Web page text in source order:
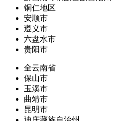
铜仁地区
安顺市
遵义市
六盘水市
贵阳市
全云南省
保山市
玉溪市
曲靖市
昆明市